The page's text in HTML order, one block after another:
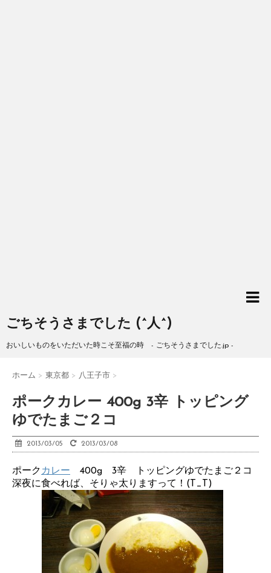
ごちそうさまでした (^人^)
おいしいものをいただいた時こそ至福の時 - ごちそうさまでした.jp -
ホーム > 東京都 > 八王子市 >
ポークカレー 400g 3辛 トッピング
ゆでたまご２コ
2013/03/05 2013/03/08
ポーク カレー 400g 3辛 トッピングゆでたまご２コ
深夜に食べれば、そりゃ太りますって！(T_T)